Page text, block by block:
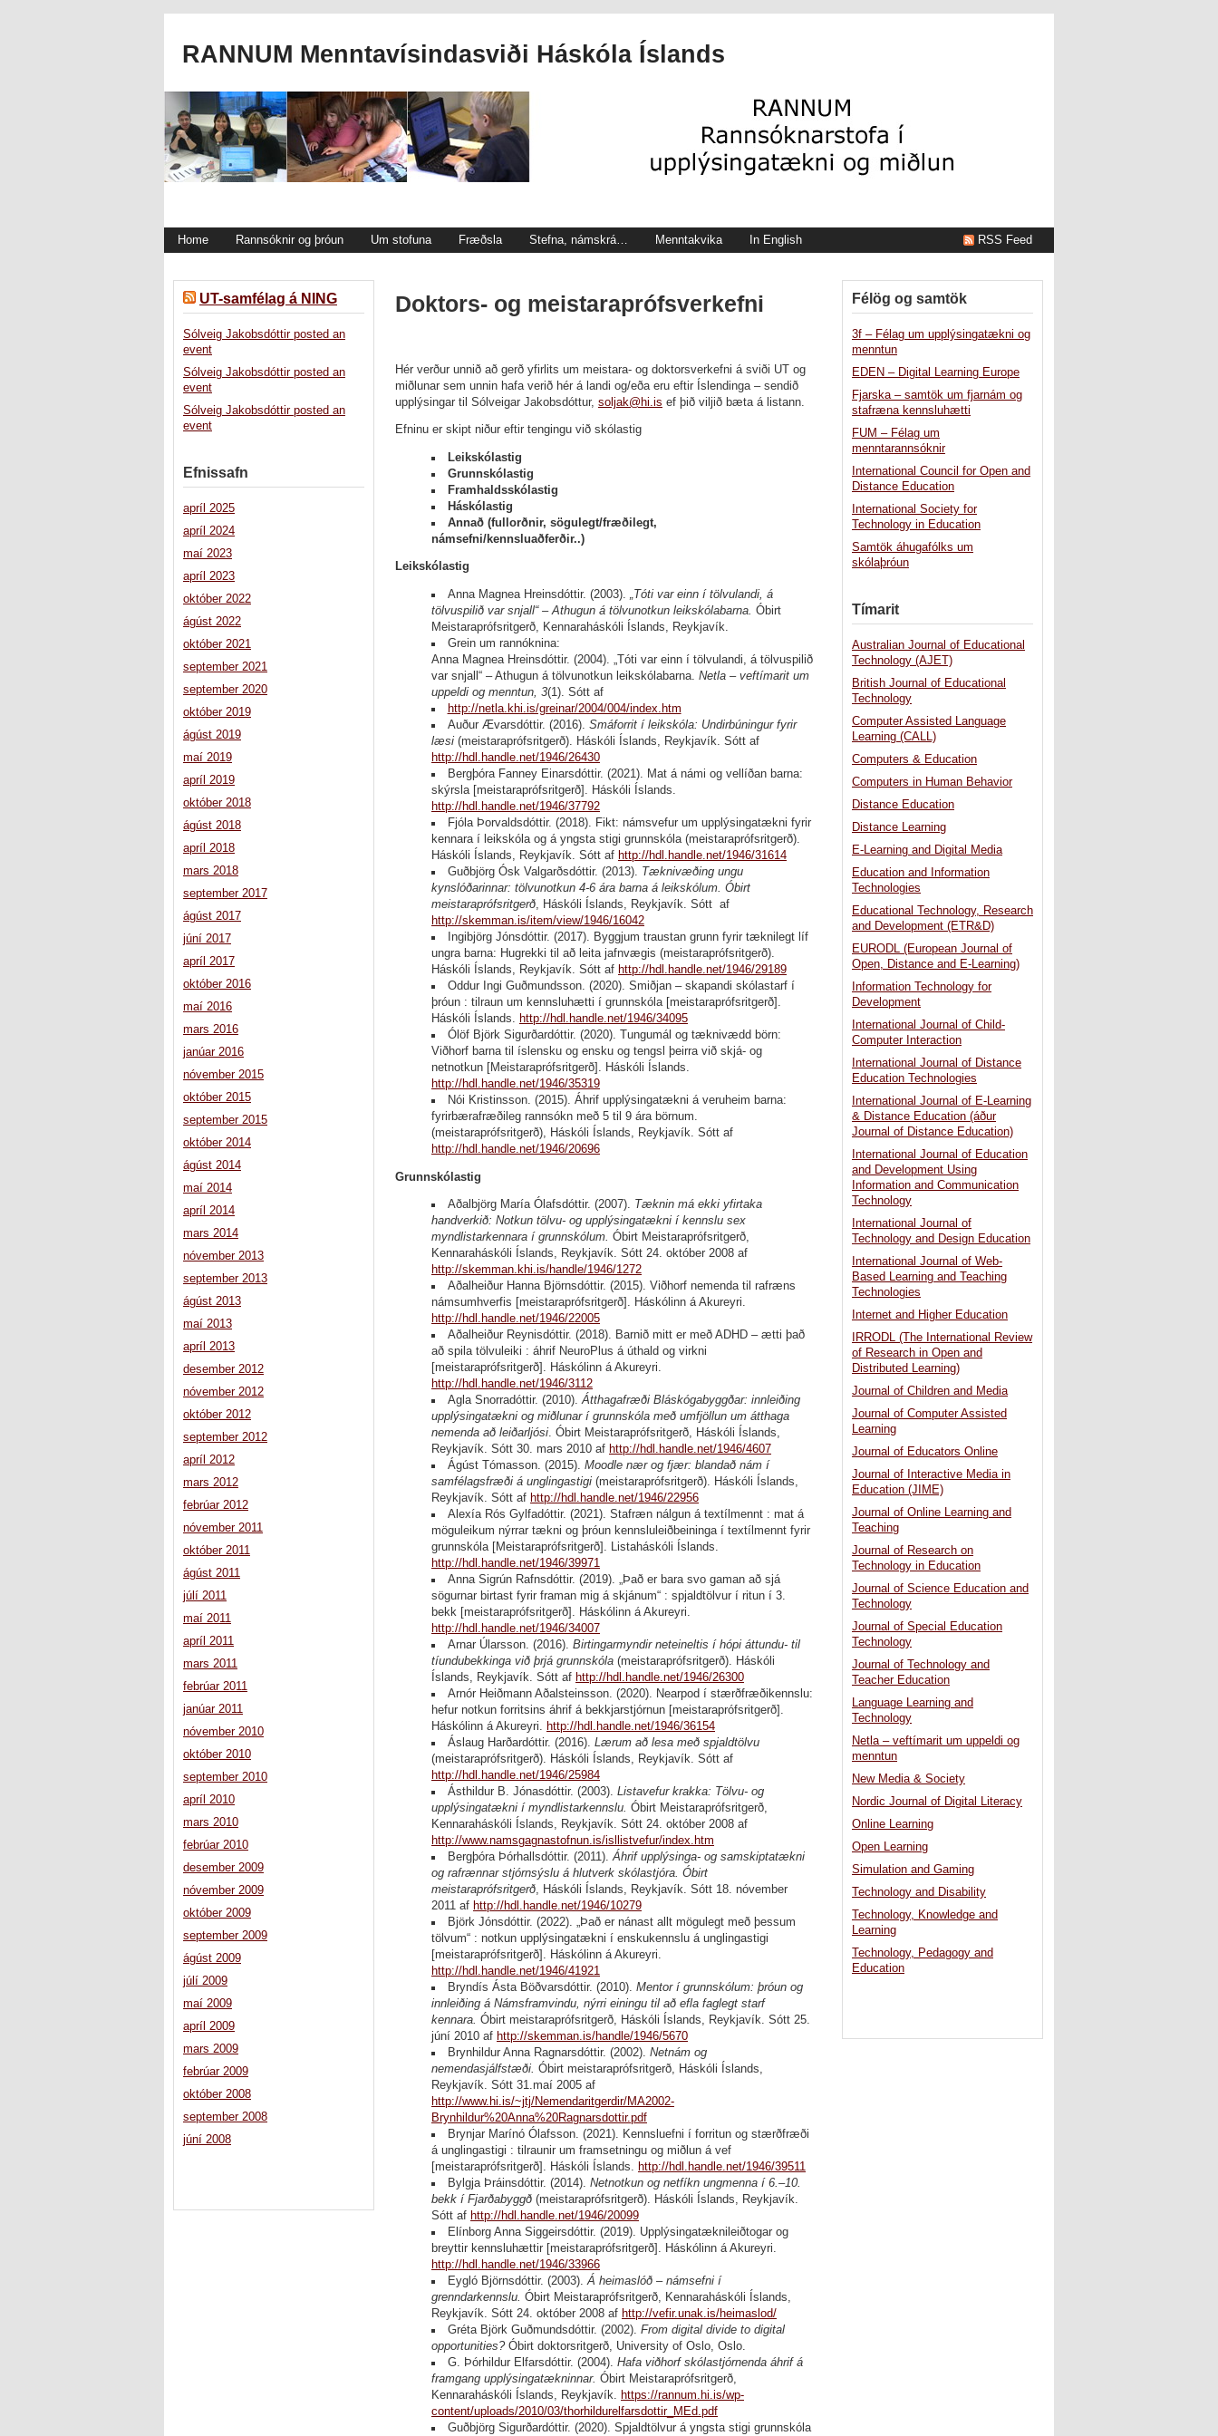
RANNUM Menntavísindasviði Háskóla Íslands
Home Rannsóknir og þróun Um stofuna Fræðsla Stefna, námskrá… Menntakvika In English RSS Feed
Doktors- og meistaraprófsverkefni
Hér verður unnið að gerð yfirlits um meistara- og doktorsverkefni á sviði UT og
miðlunar sem unnin hafa verið hér á landi og/eða eru eftir Íslendinga – sendið
upplýsingar til Sólveigar Jakobsdóttur, soljak@hi.is ef þið viljið bæta á listann.
Efninu er skipt niður eftir tengingu við skólastig
Leikskólastig
Grunnskólastig
Framhaldsskólastig
Háskólastig
Annað (fullorðnir, sögulegt/fræðilegt,
námsefni/kennsluaðferðir..)
Leikskólastig
Anna Magnea Hreinsdóttir. (2003). „Tóti var einn í tölvulandi, á
tölvuspilið var snjall“ – Athugun á tölvunotkun leikskólabarna. Óbirt
Meistaraprófsritgerð, Kennaraháskóli Íslands, Reykjavík.
Grein um rannóknina:
Anna Magnea Hreinsdóttir. (2004). „Tóti var einn í tölvulandi, á tölvuspilið
var snjall“ – Athugun á tölvunotkun leikskólabarna. Netla – veftímarit um
uppeldi og menntun, 3(1). Sótt af
http://netla.khi.is/greinar/2004/004/index.htm
Auður Ævarsdóttir. (2016). Smáforrit í leikskóla: Undirbúningur fyrir
læsi (meistaraprófsritgerð). Háskóli Íslands, Reykjavík. Sótt af
http://hdl.handle.net/1946/26430
Bergþóra Fanney Einarsdóttir. (2021). Mat á námi og vellíðan barna:
skýrsla [meistaraprófsritgerð]. Háskóli Íslands.
http://hdl.handle.net/1946/37792
Fjóla Þorvaldsdóttir. (2018). Fikt: námsvefur um upplýsingatækni fyrir
kennara í leikskóla og á yngsta stigi grunnskóla (meistaraprófsritgerð).
Háskóli Íslands, Reykjavík. Sótt af http://hdl.handle.net/1946/31614
Guðbjörg Ósk Valgarðsdóttir. (2013). Tæknivæðing ungu
kynslóðarinnar: tölvunotkun 4-6 ára barna á leikskólum. Óbirt
meistaraprófsritgerð, Háskóli Íslands, Reykjavík. Sótt af
http://skemman.is/item/view/1946/16042
Ingibjörg Jónsdóttir. (2017). Byggjum traustan grunn fyrir tæknilegt líf
ungra barna: Hugrekki til að leita jafnvægis (meistaraprófsritgerð).
Háskóli Íslands, Reykjavík. Sótt af http://hdl.handle.net/1946/29189
Oddur Ingi Guðmundsson. (2020). Smiðjan – skapandi skólastarf í
þróun : tilraun um kennsluhætti í grunnskóla [meistaraprófsritgerð].
Háskóli Íslands. http://hdl.handle.net/1946/34095
Ólöf Björk Sigurðardóttir. (2020). Tungumál og tæknivædd börn:
Viðhorf barna til íslensku og ensku og tengsl þeirra við skjá- og
netnotkun [Meistaraprófsritgerð]. Háskóli Íslands.
http://hdl.handle.net/1946/35319
Nói Kristinsson. (2015). Áhrif upplýsingatækni á veruheim barna:
fyrirbærafræðileg rannsókn með 5 til 9 ára börnum.
(meistaraprófsritgerð), Háskóli Íslands, Reykjavík. Sótt af
http://hdl.handle.net/1946/20696
Grunnskólastig
Aðalbjörg María Ólafsdóttir. (2007). Tæknin má ekki yfirtaka
handverkið: Notkun tölvu- og upplýsingatækni í kennslu sex
myndlistarkennara í grunnskólum. Óbirt Meistaraprófsritgerð,
Kennaraháskóli Íslands, Reykjavík. Sótt 24. október 2008 af
http://skemman.khi.is/handle/1946/1272
Aðalheiður Hanna Björnsdóttir. (2015). Viðhorf nemenda til rafræns
námsumhverfis [meistaraprófsritgerð]. Háskólinn á Akureyri.
http://hdl.handle.net/1946/22005
Aðalheiður Reynisdóttir. (2018). Barnið mitt er með ADHD – ætti það
að spila tölvuleiki : áhrif NeuroPlus á úthald og virkni
[meistaraprófsritgerð]. Háskólinn á Akureyri.
http://hdl.handle.net/1946/3112
Agla Snorradóttir. (2010).Átthagafræði Bláskógabyggðar: innleiðing
upplýsingatækni og miðlunar í grunnskóla með umfjöllun um átthaga
nemenda að leiðarljósi. Óbirt Meistaraprófsritgerð, Háskóli Íslands,
Reykjavík. Sótt 30. mars 2010 af http://hdl.handle.net/1946/4607
Ágúst Tómasson. (2015). Moodle nær og fjær: blandað nám í
samfélagsfræði á unglingastigi (meistaraprófsritgerð). Háskóli Íslands,
Reykjavík. Sótt af http://hdl.handle.net/1946/22956
Alexía Rós Gylfadóttir. (2021). Stafræn nálgun á textílmennt : mat á
möguleikum nýrrar tækni og þróun kennsluleiðbeininga í textílmennt fyrir
grunnskóla [Meistaraprófsritgerð]. Listaháskóli Íslands.
http://hdl.handle.net/1946/39971
Anna Sigrún Rafnsdóttir. (2019). „Það er bara svo gaman að sjá
sögurnar birtast fyrir framan mig á skjánum“ : spjaldtölvur í ritun í 3.
bekk [meistaraprófsritgerð]. Háskólinn á Akureyri.
http://hdl.handle.net/1946/34007
Arnar Úlarsson. (2016). Birtingarmyndir neteineltis í hópi áttundu- til
tíundubekkinga við þrjá grunnskóla (meistaraprófsritgerð). Háskóli
Íslands, Reykjavík. Sótt af http://hdl.handle.net/1946/26300
Arnór Heiðmann Aðalsteinsson. (2020). Nearpod í stærðfræðikennslu:
hefur notkun forritsins áhrif á bekkjarstjórnun [meistaraprófsritgerð].
Háskólinn á Akureyri. http://hdl.handle.net/1946/36154
Áslaug Harðardóttir. (2016). Lærum að lesa með spjaldtölvu
(meistaraprófsritgerð). Háskóli Íslands, Reykjavík. Sótt af
http://hdl.handle.net/1946/25984
Ásthildur B. Jónasdóttir. (2003). Listavefur krakka: Tölvu- og
upplýsingatækni í myndlistarkennslu. Óbirt Meistaraprófsritgerð,
Kennaraháskóli Íslands, Reykjavík. Sótt 24. október 2008 af
http://www.namsgagnastofnun.is/isllistvefur/index.htm
Bergþóra Þórhallsdóttir. (2011).Áhrif upplýsinga- og samskiptatækni
og rafrænnar stjórnsýslu á hlutverk skólastjóra. Óbirt
meistaraprófsritgerð, Háskóli Íslands, Reykjavík. Sótt 18. nóvember
2011 af http://hdl.handle.net/1946/10279
Björk Jónsdóttir. (2022). „Það er nánast allt mögulegt með þessum
tölvum“ : notkun upplýsingatækni í enskukennslu á unglingastigi
[meistaraprófsritgerð]. Háskólinn á Akureyri.
http://hdl.handle.net/1946/41921
Bryndís Ásta Böðvarsdóttir. (2010). Mentor í grunnskólum: þróun og
innleiðing á Námsframvindu, nýrri einingu til að efla faglegt starf
kennara. Óbirt meistaraprófsritgerð, Háskóli Íslands, Reykjavík. Sótt 25.
júní 2010 af http://skemman.is/handle/1946/5670
Brynhildur Anna Ragnarsdóttir. (2002). Netnám og
nemendasjálfstæði. Óbirt meistaraprófsritgerð, Háskóli Íslands,
Reykjavík. Sótt 31.maí 2005 af
http://www.hi.is/~jtj/Nemendaritgerdir/MA2002-
Brynhildur%20Anna%20Ragnarsdottir.pdf
Brynjar Marínó Ólafsson. (2021). Kennsluefni í forritun og stærðfræði
á unglingastigi : tilraunir um framsetningu og miðlun á vef
[meistaraprófsritgerð]. Háskóli Íslands. http://hdl.handle.net/1946/39511
Bylgja Þráinsdóttir. (2014). Netnotkun og netfíkn ungmenna í 6.–10.
bekk í Fjarðabyggð (meistaraprófsritgerð). Háskóli Íslands, Reykjavík.
Sótt af http://hdl.handle.net/1946/20099
Elínborg Anna Siggeirsdóttir. (2019). Upplýsingatæknileiðtogar og
breyttir kennsluhættir [meistaraprófsritgerð]. Háskólinn á Akureyri.
http://hdl.handle.net/1946/33966
Eygló Björnsdóttir. (2003).Á heimaslóð – námsefni í
grenndarkennslu. Óbirt Meistaraprófsritgerð, Kennaraháskóli Íslands,
Reykjavík. Sótt 24. október 2008 af http://vefir.unak.is/heimaslod/
Gréta Björk Guðmundsdóttir. (2002). From digital divide to digital
opportunities?Óbirt doktorsritgerð, University of Oslo, Oslo.
G. Þórhildur Elfarsdóttir. (2004). Hafa viðhorf skólastjórnenda áhrif á
framgang upplýsingatækninnar. Óbirt Meistaraprófsritgerð,
Kennaraháskóli Íslands, Reykjavík. https://rannum.hi.is/wp-
content/uploads/2010/03/thorhildurelfarsdottir_MEd.pdf
Guðbjörg Sigurðardóttir. (2020). Spjaldtölvur á yngsta stigi grunnskóla
Félög og samtök
3f – Félag um upplýsingatækni og
menntun
EDEN – Digital Learning Europe
Fjarska – samtök um fjarnám og
stafræna kennsluhætti
FUM – Félag um
menntarannsóknir
International Council for Open and
Distance Education
International Society for
Technology in Education
Samtök áhugafólks um
skólaþróun
Tímarit
Australian Journal of Educational
Technology (AJET)
British Journal of Educational
Technology
Computer Assisted Language
Learning (CALL)
Computers & Education
Computers in Human Behavior
Distance Education
Distance Learning
E-Learning and Digital Media
Education and Information
Technologies
Educational Technology, Research
and Development (ETR&D)
EURODL (European Journal of
Open, Distance and E-Learning)
Information Technology for
Development
International Journal of Child-
Computer Interaction
International Journal of Distance
Education Technologies
International Journal of E-Learning
& Distance Education (áður
Journal of Distance Education)
International Journal of Education
and Development Using
Information and Communication
Technology
International Journal of
Technology and Design Education
International Journal of Web-
Based Learning and Teaching
Technologies
Internet and Higher Education
IRRODL (The International Review
of Research in Open and
Distributed Learning)
Journal of Children and Media
Journal of Computer Assisted
Learning
Journal of Educators Online
Journal of Interactive Media in
Education (JIME)
Journal of Online Learning and
Teaching
Journal of Research on
Technology in Education
Journal of Science Education and
Technology
Journal of Special Education
Technology
Journal of Technology and
Teacher Education
Language Learning and
Technology
Netla – veftímarit um uppeldi og
menntun
New Media & Society
Nordic Journal of Digital Literacy
Online Learning
Open Learning
Simulation and Gaming
Technology and Disability
Technology, Knowledge and
Learning
Technology, Pedagogy and
Education
UT-samfélag á NING
Sólveig Jakobsdóttir posted an
event
Sólveig Jakobsdóttir posted an
event
Sólveig Jakobsdóttir posted an
event
Efnissafn
apríl 2025
apríl 2024
maí 2023
apríl 2023
október 2022
ágúst 2022
október 2021
september 2021
september 2020
október 2019
ágúst 2019
maí 2019
apríl 2019
október 2018
ágúst 2018
apríl 2018
mars 2018
september 2017
ágúst 2017
júní 2017
apríl 2017
október 2016
maí 2016
mars 2016
janúar 2016
nóvember 2015
október 2015
september 2015
október 2014
ágúst 2014
maí 2014
apríl 2014
mars 2014
nóvember 2013
september 2013
ágúst 2013
maí 2013
apríl 2013
desember 2012
nóvember 2012
október 2012
september 2012
apríl 2012
mars 2012
febrúar 2012
nóvember 2011
október 2011
ágúst 2011
júlí 2011
maí 2011
apríl 2011
mars 2011
febrúar 2011
janúar 2011
nóvember 2010
október 2010
september 2010
apríl 2010
mars 2010
febrúar 2010
desember 2009
nóvember 2009
október 2009
september 2009
ágúst 2009
júlí 2009
maí 2009
apríl 2009
mars 2009
febrúar 2009
október 2008
september 2008
júní 2008